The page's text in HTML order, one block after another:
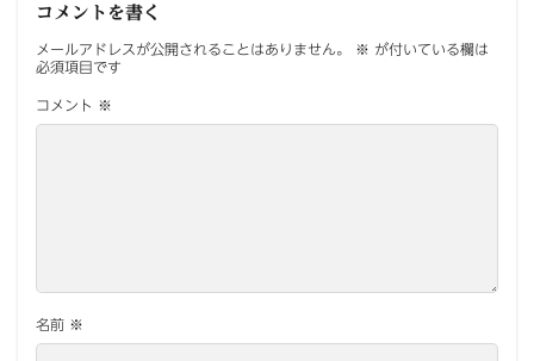
コメントを書く
メールアドレスが公開されることはありません。 ※ が付いている欄は
必須項目です
コメント ※
名前 ※